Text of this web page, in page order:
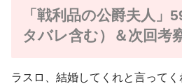
「戦利品の公爵夫人」
タバレ含む）＆次回考
ラスロ、結婚してくれと言って